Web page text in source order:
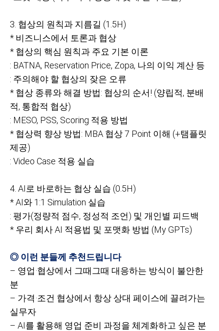
3. 협상의 원칙과 지름길 (1.5H)
* 비즈니스에서 토론과 협상
* 협상의 핵심 원칙과 주요 기본 이론
: BATNA, Reservation Price, Zopa, 나의 이익 계산 등
: 주의해야 할 협상의 잦은 오류
* 협상 종류와 해결 방법: 협상의 순서! (양립적, 분배
적, 통합적 협상)
: MESO, PSS, Scoring 적용 방법
* 협상력 향상 방법: MBA 협상 7 Point 이해 (+탬플릿
제공)
: Video Case 적용 실습
4. AI 로 바로하는 협상 실습 (0.5H)
* AI와 1:1 Simulation 실습
: 평가(정량적 점수, 정성적 조언) 및 개인별 피드백
* 우리 회사 AI 적용법 및 포맷화 방법 (My GPTs)
◎ 이런 분들께 추천드립니다
– 영업·협상에서 그때그때 대응하는 방식이 불안한
분
– 가격·조건 협상에서 항상 상대 페이스에 끌려가는
실무자
– AI를 활용해 영업 준비 과정을 체계화하고 싶은 분